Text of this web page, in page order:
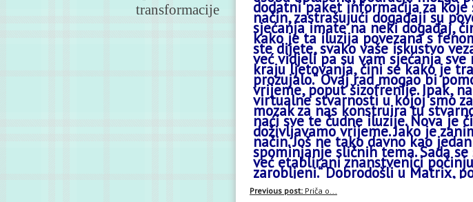
transformacije dodatni paket informacija za koje
način, zastrašujući događaji su
sjećanja imate na neki događaj,
kako je ta iluzija povezana s
ste dijete, svako vaše iskustvo
već vidjeli pa su vam sjećanja
kraju ljetovanja, čini se kako je
prozujalo.“ Ovaj rad mogao bi
vrijeme, poput šizofrenije. Ipak,
virtualne stvarnosti u kojoj smo
mozak za nas konstruira tu
naći sve te čudne iluzije. Nova je
doživljavamo vrijeme. Jako je
način. Još ne tako davno kao
spominjanje sličnih tema. Sada
već etablirani znanstvenici
zarobljeni.“ Dobrodošli uMatrix,
Previous post: Priča o...